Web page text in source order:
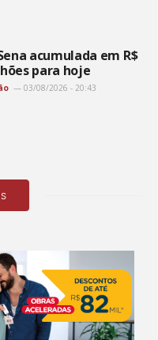
acumulada em R$
para hoje
03/08/2026 - 20:43